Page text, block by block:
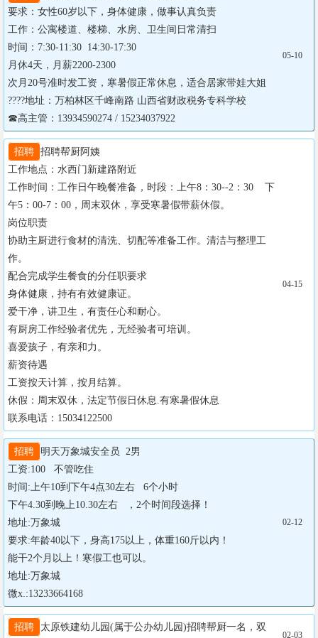
要求：女性60岁以下，身体健康，做事认真负责
工作：公寓楼道、楼梯、水房、卫生间日常清扫
时间：7:30-11:30  14:30-17:30
月休4天，月薪2200-2300
次月20号准时发工资，寒暑假正常休息，适合居家带娃大姐
????地址：万柏林区千峰南路 山西省财政税务专科学校
☎高主管：13934590274 / 15234037922
05-10
招聘 招聘帮厨阿姨
工作地点：水西门新建路附近
工作时间：工作日午晚餐准备，时段：上午8：30--2：30    下
午5：00-7：00，周末双休，享受寒暑假带薪休假。
岗位职责
协助主厨进行食材的清洗、切配等准备工作。清洁与整理工
作。
配合完成学生餐食的分任职要求
身体健康，持有有效健康证。
爱干净，讲卫生，有责任心和耐心。
有厨房工作经验者优先，无经验者可培训。
喜爱孩子，有亲和力。
薪资待遇
工资按天计算，按月结算。
休假：周末双休，法定节假日休息.有寒暑假休息
联系电话：15034122500
04-15
招聘
明天万象城安全员  2男
工资:100   不管吃住
时间:上午10到下午4点30左右   6个小时
下午4.30到晚上10.30左右   ，2个时间段选择！
地址:万象城
要求:年龄40以下，身高175以上，体重160斤以内！
能干2个月以上！寒假工也可以。
地址:万象城
微x.:13233664168
02-12
招聘 太原铁建幼儿园(属于公办幼儿园)招聘帮厨一名，双
02-03